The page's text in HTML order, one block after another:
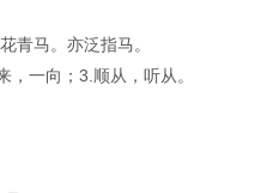
青马。亦泛指马。
一向；3.顺从，听从。